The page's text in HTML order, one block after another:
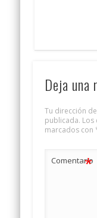
Deja una
Tu dirección
publicada. Los
marcados con
Comentario
*